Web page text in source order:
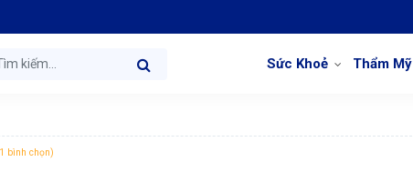
Sức Khoẻ Thẩm Mỹ
bình chọn)